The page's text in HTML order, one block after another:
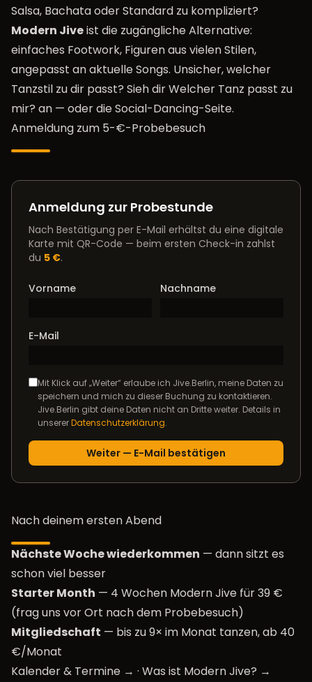
Salsa, Bachata oder Standard zu kompliziert?
Modern Jiveist die zugängliche Alternative:
einfaches Footwork, Figuren aus vielen Stilen,
angepasst an aktuelle Songs. Unsicher, welcher
Tanzstil zu dir passt? Sieh dirWelcher Tanz passt zu
mir? an — oder dieSocial-Dancing-Seite.
Anmeldung zum 5-€-Probebesuch
Anmeldung zur Probestunde
Nach Bestätigung per E-Mail erhältst du eine digitale
Karte mit QR-Code — beim ersten Check-in zahlst
du 5 €.
Vorname Nachname
E-Mail
Mit Klick auf „Weiter“ erlaube ich Jive.Berlin, meine Daten zu
speichern und mich zu dieser Buchung zu kontaktieren.
Jive.Berlin gibt deine Daten nicht an Dritte weiter. Details in
unsererDatenschutzerklärung.
Nach deinem ersten Abend
Nächste Woche wiederkommen — dann sitzt es
schon viel besser
Starter Month — 4 Wochen Modern Jive für 39 €
(frag uns vor Ort nach dem Probebesuch)
Mitgliedschaft — bis zu 9× im Monat tanzen, ab 40
€/Monat
Kalender & Termine → · Was ist Modern Jive? →